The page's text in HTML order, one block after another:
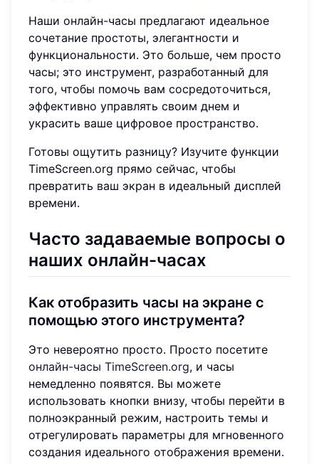
Наши онлайн-часы предлагают идеальное
сочетание простоты, элегантности и
функциональности. Это больше, чем просто
часы; это инструмент, разработанный для
того, чтобы помочь вам сосредоточиться,
эффективно управлять своим днем и
украсить ваше цифровое пространство.
Готовы ощутить разницу? Изучите функции
TimeScreen.org прямо сейчас, чтобы
превратить ваш экран в идеальный дисплей
времени.
Часто задаваемые вопросы о
наших онлайн-часах
Как отобразить часы на экране с
помощью этого инструмента?
Это невероятно просто. Просто посетите
онлайн-часы TimeScreen.org, и часы
немедленно появятся. Вы можете
использовать кнопки внизу, чтобы перейти в
полноэкранный режим, настроить темы и
отрегулировать параметры для мгновенного
создания идеального отображения времени.